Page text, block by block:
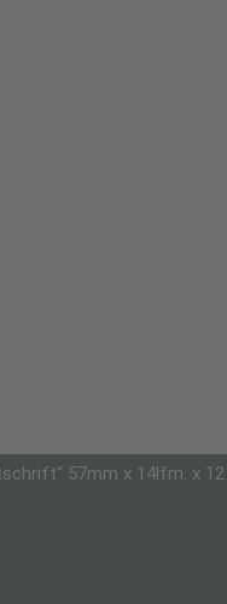
57mm x 14lfm. x